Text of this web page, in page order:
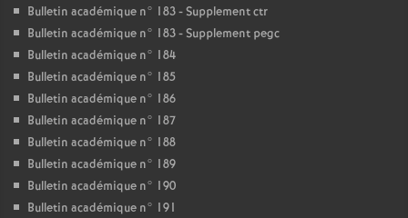
Bulletin académique n° 183 - Supplement ctr
Bulletin académique n° 183 - Supplement pegc
Bulletin académique n° 184
Bulletin académique n° 185
Bulletin académique n° 186
Bulletin académique n° 187
Bulletin académique n° 188
Bulletin académique n° 189
Bulletin académique n° 190
Bulletin académique n° 191